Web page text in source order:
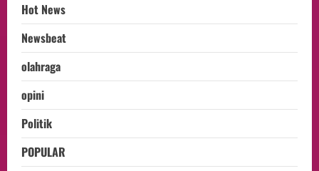
Hot News
Newsbeat
olahraga
opini
Politik
POPULAR